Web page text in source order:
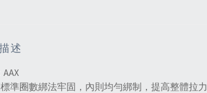
述
標準圈數綁法牢固，內則均勻綁制，提高整體拉力